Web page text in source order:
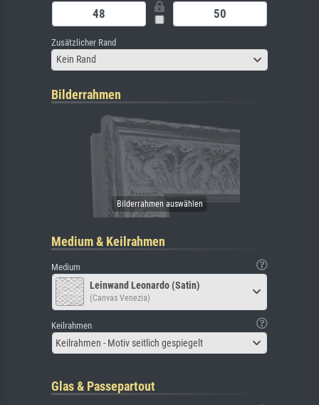
Zusätzlicher Rand
Kein Rand
Bilderrahmen
Medium & Keilrahmen
Medium
Leinwand Leonardo (Satin)
(Canvas Venezia)
Keilrahmen
Keilrahmen - Motiv seitlich gespiegelt
Glas & Passepartout